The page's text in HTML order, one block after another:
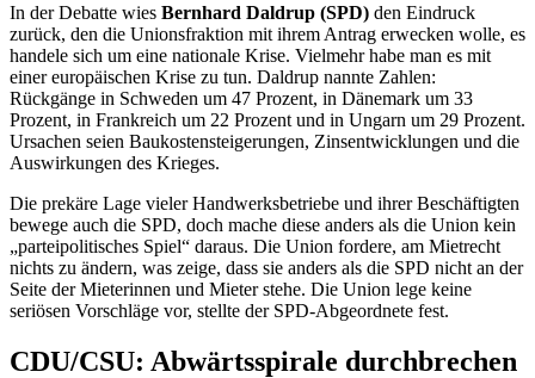
In der Debatte wies Bernhard Daldrup (SPD) den Eindruck
zurück, den die Unionsfraktion mit ihrem Antrag erwecken wolle, es
handele sich um eine nationale Krise. Vielmehr habe man es mit
einer europäischen Krise zu tun. Daldrup nannte Zahlen:
Rückgänge in Schweden um 47 Prozent, in Dänemark um 33
Prozent, in Frankreich um 22 Prozent und in Ungarn um 29 Prozent.
Ursachen seien Baukostensteigerungen, Zinsentwicklungen und die
Auswirkungen des Krieges.
Die prekäre Lage vieler Handwerksbetriebe und ihrer Beschäftigten
bewege auch die SPD, doch mache diese anders als die Union kein
„parteipolitisches Spiel“ daraus. Die Union fordere, am Mietrecht
nichts zu ändern, was zeige, dass sie anders als die SPD nicht an der
Seite der Mieterinnen und Mieter stehe. Die Union lege keine
seriösen Vorschläge vor, stellte der SPD-Abgeordnete fest.
CDU/CSU: Abwärtsspirale durchbrechen